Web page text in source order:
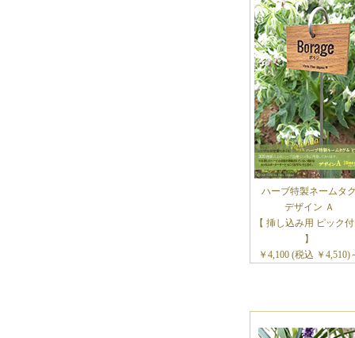
ハーブ特製ネームタ
デザイン Ａ
【 挿し込み用 ピック
】
￥4,100 (税込 ￥4,510)